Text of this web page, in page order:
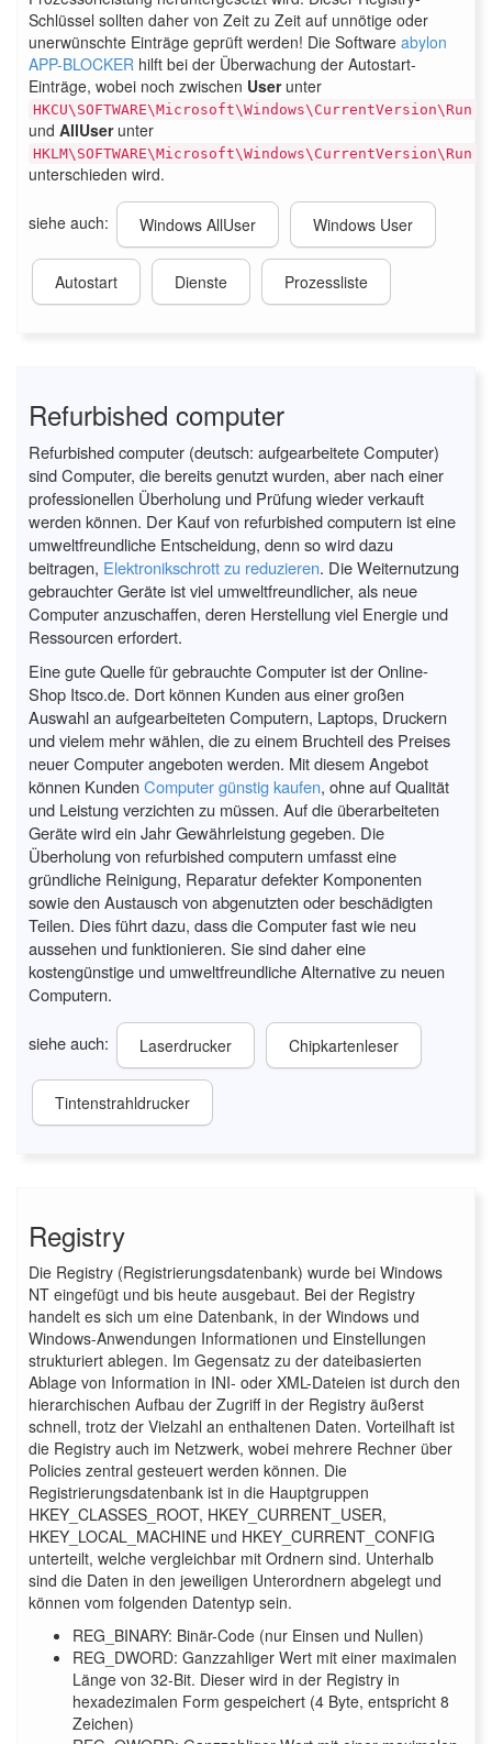
Schlüssel sollten daher von Zeit zu Zeit auf unnötige oder
unerwünschte Einträge geprüft werden! Die Software abylon
APP-BLOCKER hilft bei der Überwachung der Autostart-
Einträge, wobei noch zwischen Userunter
HKCU\SOFTWARE\Microsoft\Windows\CurrentVersion\Run
und AllUserunter
HKLM\SOFTWARE\Microsoft\Windows\CurrentVersion\Run
unterschieden wird.
siehe auch: Windows AllUser Windows User
Autostart Dienste Prozessliste
Refurbished computer
Refurbished computer (deutsch: aufgearbeitete Computer)
sind Computer, die bereits genutzt wurden, aber nach einer
professionellen Überholung und Prüfung wieder verkauft
werden können. Der Kauf von refurbished computern ist eine
umweltfreundliche Entscheidung, denn so wird dazu
beitragen, Elektronikschrott zu reduzieren. Die Weiternutzung
gebrauchter Geräte ist viel umweltfreundlicher, als neue
Computer anzuschaffen, deren Herstellung viel Energie und
Ressourcen erfordert.
Eine gute Quelle für gebrauchte Computer ist der Online-
Shop Itsco.de. Dort können Kunden aus einer großen
Auswahl an aufgearbeiteten Computern, Laptops, Druckern
und vielem mehr wählen, die zu einem Bruchteil des Preises
neuer Computer angeboten werden. Mit diesem Angebot
können KundenComputer günstig kaufen, ohne auf Qualität
und Leistung verzichten zu müssen. Auf die überarbeiteten
Geräte wird ein Jahr Gewährleistung gegeben. Die
Überholung von refurbished computern umfasst eine
gründliche Reinigung, Reparatur defekter Komponenten
sowie den Austausch von abgenutzten oder beschädigten
Teilen. Dies führt dazu, dass die Computer fast wie neu
aussehen und funktionieren. Sie sind daher eine
kostengünstige und umweltfreundliche Alternative zu neuen
Computern.
siehe auch: Laserdrucker Chipkartenleser
Tintenstrahldrucker
Registry
Die Registry (Registrierungsdatenbank) wurde bei Windows
NT eingefügt und bis heute ausgebaut. Bei der Registry
handelt es sich um eine Datenbank, in der Windows und
Windows-Anwendungen Informationen und Einstellungen
strukturiert ablegen. Im Gegensatz zu der dateibasierten
Ablage von Information in INI- oder XML-Dateien ist durch den
hierarchischen Aufbau der Zugriff in der Registry äußerst
schnell, trotz der Vielzahl an enthaltenen Daten. Vorteilhaft ist
die Registry auch im Netzwerk, wobei mehrere Rechner über
Policies zentral gesteuert werden können. Die
Registrierungsdatenbank ist in die Hauptgruppen
HKEY_CLASSES_ROOT, HKEY_CURRENT_USER,
HKEY_LOCAL_MACHINE und HKEY_CURRENT_CONFIG
unterteilt, welche vergleichbar mit Ordnern sind. Unterhalb
sind die Daten in den jeweiligen Unterordnern abgelegt und
können vom folgenden Datentyp sein.
REG_BINARY: Binär-Code (nur Einsen und Nullen)
REG_DWORD: Ganzzahliger Wert mit einer maximalen
Länge von 32-Bit. Dieser wird in der Registry in
hexadezimalen Form gespeichert (4 Byte, entspricht 8
Zeichen)